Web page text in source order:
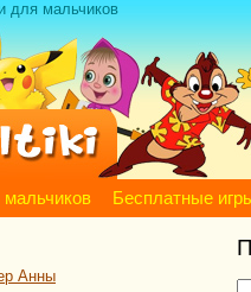
для мальчиков
Бесплатные
Анны